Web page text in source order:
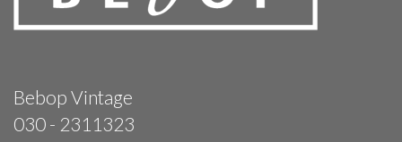
Bebop Vintage
030 - 2311323